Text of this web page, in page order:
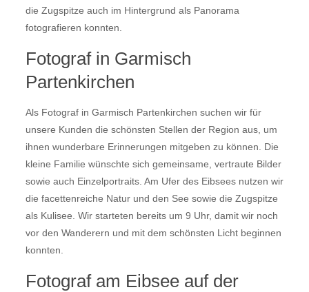
die Zugspitze auch im Hintergrund als Panorama
fotografieren konnten.
Fotograf in Garmisch
Partenkirchen
Als Fotograf in Garmisch Partenkirchen suchen wir für
unsere Kunden die schönsten Stellen der Region aus, um
ihnen wunderbare Erinnerungen mitgeben zu können. Die
kleine Familie wünschte sich gemeinsame, vertraute Bilder
sowie auch Einzelportraits. Am Ufer des Eibsees nutzen wir
die facettenreiche Natur und den See sowie die Zugspitze
als Kulisee. Wir starteten bereits um 9 Uhr, damit wir noch
vor den Wanderern und mit dem schönsten Licht beginnen
konnten.
Fotograf am Eibsee auf der